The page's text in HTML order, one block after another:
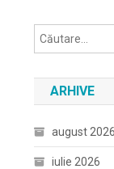
ARHIVE
august 2026
iulie 2026